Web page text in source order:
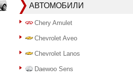
АВТОМОБИЛИ
Chery Amulet
Chevrolet Aveo
Chevrolet Lanos
Daewoo Sens